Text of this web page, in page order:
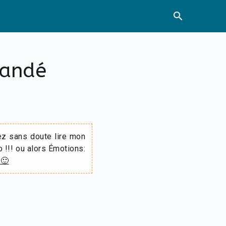
search
sans doute lire mon
!!! ou alors Émotions: